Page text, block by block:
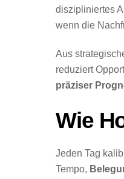
diszipliniertes
wenn die
Aus
reduziert
präziser
Wie
Jeden Tag
Tempo,